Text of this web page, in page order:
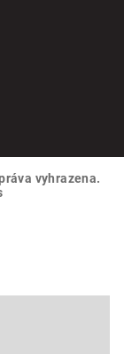
vyhrazena.